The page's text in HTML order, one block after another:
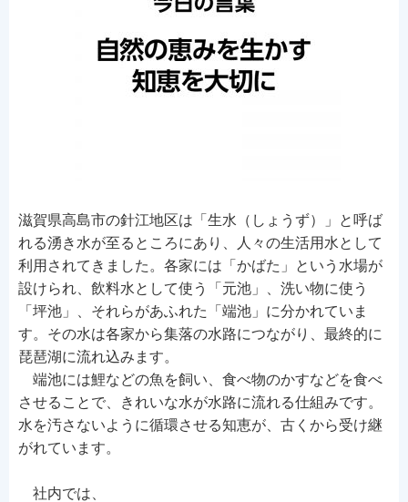
滋賀県高島市の針江地区は「生水（しょうず）」と呼ば
れる湧き水が至るところにあり、人々の生活用水として
利用されてきました。各家には「かばた」という水場が
設けられ、飲料水として使う「元池」、洗い物に使う
「坪池」、それらがあふれた「端池」に分かれていま
す。その水は各家から集落の水路につながり、最終的に
琵琶湖に流れ込みます。
端池には鯉などの魚を飼い、食べ物のかすなどを食べ
させることで、きれいな水が水路に流れる仕組みです。
水を汚さないように循環させる知恵が、古くから受け継
がれています。
社内では、